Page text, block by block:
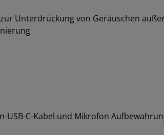
Unterdrückung von Geräuschen
C-Kabel und Mikrofon